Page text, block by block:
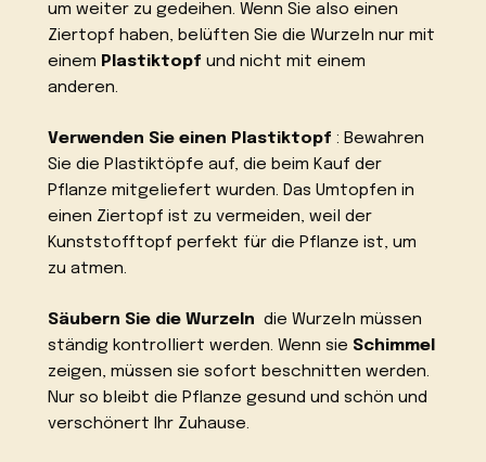
um weiter zu gedeihen. Wenn Sie also einen
Ziertopf haben, belüften Sie die Wurzeln nur mit
einem Plastiktopf und nicht mit einem
anderen.
Verwenden Sie einen Plastiktopf : Bewahren
Sie die Plastiktöpfe auf, die beim Kauf der
Pflanze mitgeliefert wurden. Das Umtopfen in
einen Ziertopf ist zu vermeiden, weil der
Kunststofftopf perfekt für die Pflanze ist, um
zu atmen.
Säubern Sie die Wurzeln die Wurzeln müssen
ständig kontrolliert werden. Wenn sie Schimmel
zeigen, müssen sie sofort beschnitten werden.
Nur so bleibt die Pflanze gesund und schön und
verschönert Ihr Zuhause.